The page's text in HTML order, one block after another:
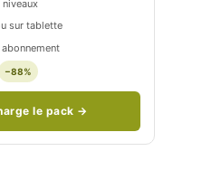
sur tablette
abonnement
−88%
le pack →